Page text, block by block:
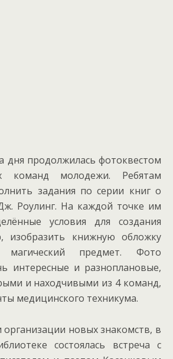
дня продолжилась фотоквестом
команд молодежи. Ребятам
задания по серии книг о
Роулинг. На каждой точке им
условия для создания
изобразить книжную обложку
магический предмет. Фото
интересные и разноплановые,
и находчивыми из 4 команд,
медицинского техникума.
организации новых знакомств, в
состоялась встреча с